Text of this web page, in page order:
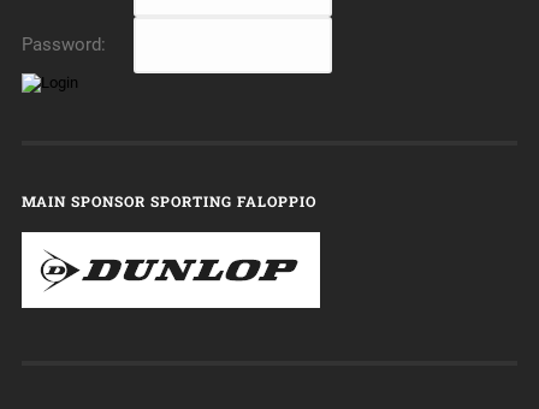
Password:
MAIN SPONSOR SPORTING FALOPPIO